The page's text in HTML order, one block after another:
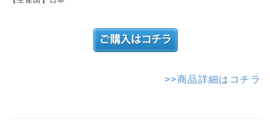
>>商品詳細はコチラ